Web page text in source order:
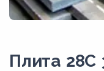
Плита 28С